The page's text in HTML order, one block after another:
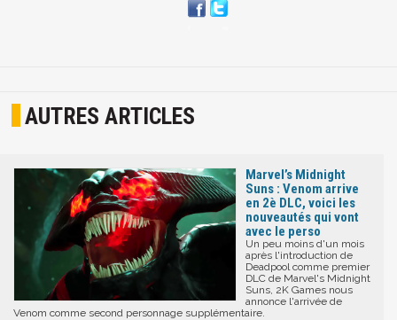
AUTRES ARTICLES
Marvel’s Midnight
Suns : Venom arrive
en 2è DLC, voici les
nouveautés qui vont
avec le perso
Un peu moins d'un mois
après l'introduction de
Deadpool comme premier
DLC de Marvel's Midnight
Suns, 2K Games nous
annonce l'arrivée de
Venom comme second personnage supplémentaire.